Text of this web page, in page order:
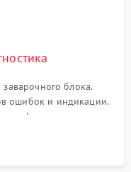
блока.
ошибок и индикации.
кофемолки на слух.
воды для выявления